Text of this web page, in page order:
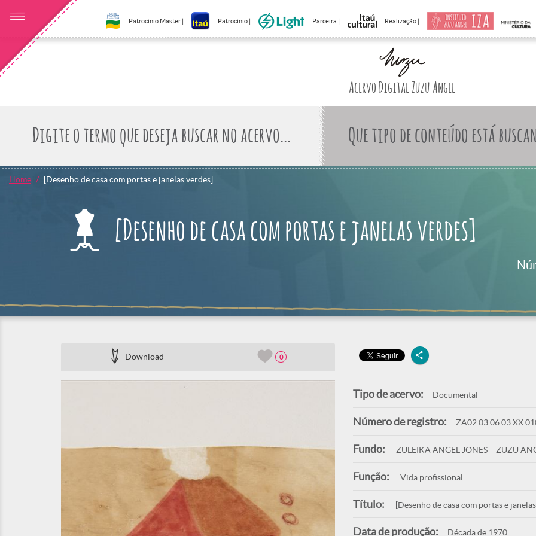
Patrocínio Master | Patrocínio | Parceira | Realização |
Acervo Digital Zuzu Angel
Que tipo de conteúdo está
Home [Desenho de casa com portas e janelas verdes]
[Desenho de casa com portas e janelas verdes]
Download 0
Tipo de acervo: Documental
Número de registro:
Fundo: ZULEIKA ANGEL JONES – ZUZU
Função: Vida profissional
Título: [Desenho de casa com portas e
Data de produção: Década de 1970